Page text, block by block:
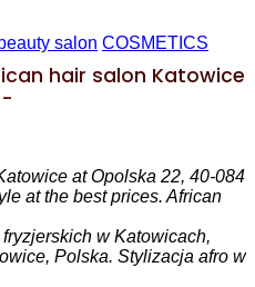
salon COSMETICS
hair salon Katowice
-
at Opolska 22, 40-084
at the best prices. African
w Katowicach,
Polska. Stylizacja afro w